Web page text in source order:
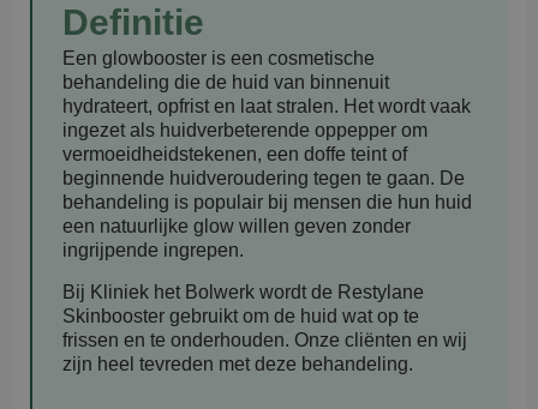
Definitie
Een glowbooster is een cosmetische
behandeling die de huid van binnenuit
hydrateert, opfrist en laat stralen. Het wordt vaak
ingezet als huidverbeterende oppepper om
vermoeidheidstekenen, een doffe teint of
beginnende huidveroudering tegen te gaan. De
behandeling is populair bij mensen die hun huid
een natuurlijke glow willen geven zonder
ingrijpende ingrepen.
Bij Kliniek het Bolwerk wordt de Restylane
Skinbooster gebruikt om de huid wat op te
frissen en te onderhouden. Onze cliënten en wij
zijn heel tevreden met deze behandeling.